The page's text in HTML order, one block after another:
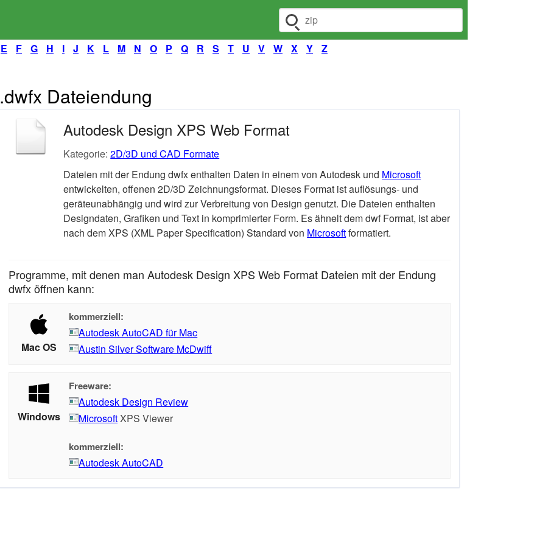
Dateiendung suchen
E F G H I J K L M N O P Q R S T U V W X Y Z
.dwfx Dateiendung
Autodesk Design XPS Web Format
Kategorie:2D/3D und CAD Formate
Dateien mit der Endung dwfx enthalten Daten in einem von Autodesk und Microsoft
entwickelten, offenen 2D/3D Zeichnungsformat. Dieses Format ist auflösungs- und
geräteunabhängig und wird zur Verbreitung von Design genutzt. Die Dateien enthalten
Designdaten, Grafiken und Text in komprimierter Form. Es ähnelt dem dwf Format, ist aber
nach dem XPS (XML Paper Specification) Standard von Microsoftformatiert.
Programme, mit denen man Autodesk Design XPS Web Format Dateien mit der Endung
dwfx öffnen kann:
Mac OS
kommerziell:
Autodesk AutoCAD für Mac
Austin Silver Software McDwiff
Windows
Freeware:
Autodesk Design Review
MicrosoftXPS Viewer
kommerziell:
Autodesk AutoCAD